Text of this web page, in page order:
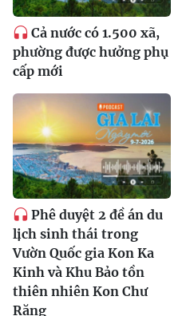
Cả nước có 1.500 xã,
phường được hưởng phụ
cấp mới
Phê duyệt 2 đề án du
lịch sinh thái trong
Vườn Quốc gia Kon Ka
Kinh và Khu Bảo tồn
thiên nhiên Kon Chư
Răng